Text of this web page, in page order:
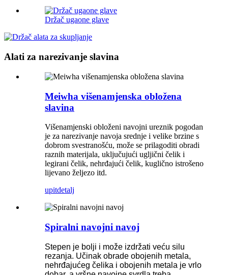
Držač ugaone glave
Alati za narezivanje slavina
Meiwha višenamjenska obložena
slavina
Višenamjenski obloženi navojni ureznik pogodan
je za narezivanje navoja srednje i velike brzine s
dobrom svestranošću, može se prilagoditi obradi
raznih materijala, uključujući ugljični čelik i
legirani čelik, nehrđajući čelik, kuglično istrošeno
lijevano željezo itd.
upitdetalj
Spiralni navojni navoj
Stepen je bolji i može izdržati veću silu
rezanja. Učinak obrade obojenih metala,
nehrđajućeg čelika i obojenih metala je vrlo